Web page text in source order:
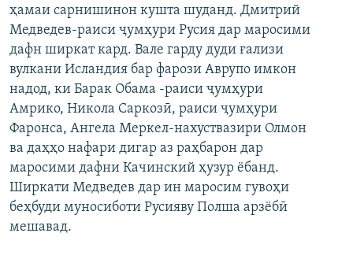
ПАЙГИРӢ КУНЕД
Ҳамаи сомонаҳои RFE/RL
ҳамаи сарнишинон кушта шуданд. Дмитрий
Медведев-раиси ҷумҳури Русия дар маросими
дафн ширкат кард. Вале гарду дуди ғализи
вулкани Исландия бар фарози Аврупо имкон
надод, ки Барак Обама -раиси ҷумҳури
Амрико, Никола Саркозӣ, раиси ҷумҳури
Фаронса, Ангела Меркел-нахуствазири Олмон
ва даҳҳо нафари дигар аз раҳбарон дар
маросими дафни Качинский ҳузур ёбанд.
Ширкати Медведев дар ин маросим гувоҳи
беҳбуди муносиботи Русияву Полша арзёбӣ
мешавад.